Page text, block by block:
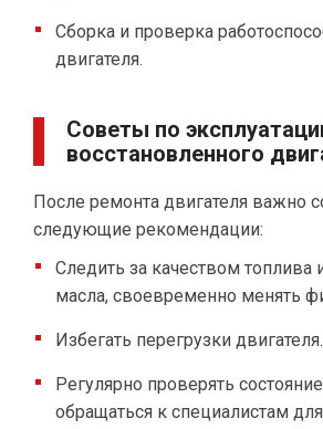
Сборка и проверка
двигателя.
Советы по
восстановленного
После ремонта двигателя важно
следующие рекомендации:
Следить за качеством топлива
масла, своевременно менять
Избегать перегрузки двигателя.
Регулярно проверять
обращаться к специалистам